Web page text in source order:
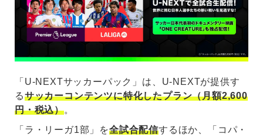
「U-NEXTサッカーパック」は、U-NEXTが提供す
るサッカーコンテンツに特化したプラン（月額2,600
円・税込）。
「ラ・リーガ1部」を全試合配信するほか、「コパ・